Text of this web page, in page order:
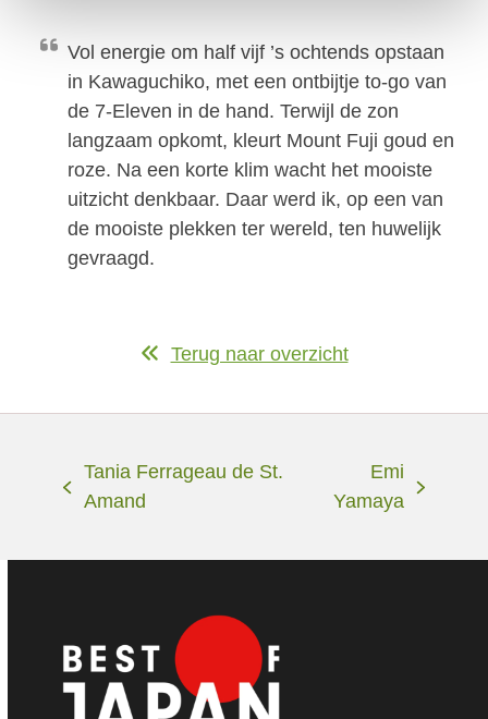
Vol energie om half vijf ’s ochtends opstaan
in Kawaguchiko, met een ontbijtje to-go van
de 7-Eleven in de hand. Terwijl de zon
langzaam opkomt, kleurt Mount Fuji goud en
roze. Na een korte klim wacht het mooiste
uitzicht denkbaar. Daar werd ik, op een van
de mooiste plekken ter wereld, ten huwelijk
gevraagd.
Terug naar overzicht
previous
Tania Ferrageau de St.
Amand
next
Emi
Yamaya